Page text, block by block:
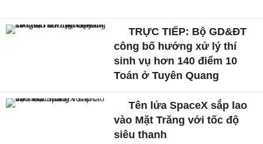
TRỰC TIẾP: Bộ GD&ĐT
công bố hướng xử lý thí
sinh vụ hơn 140 điểm 10
Toán ở Tuyên Quang
Tên lửa SpaceX sắp lao
vào Mặt Trăng với tốc độ
siêu thanh